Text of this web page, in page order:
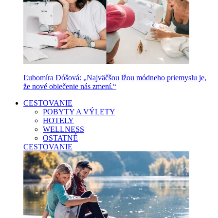
Ľubomíra Dóšová: „Najväčšou lžou módneho priemyslu je,
že nové oblečenie nás zmení.“
CESTOVANIE
POBYTY A VÝLETY
HOTELY
WELLNESS
OSTATNÉ
CESTOVANIE